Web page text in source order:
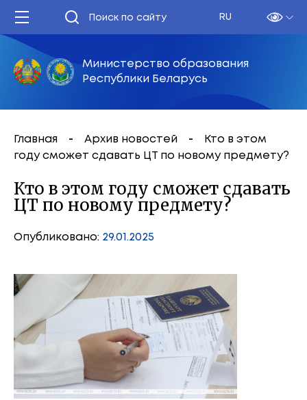
RU
Министерство образования
Республики Беларусь
Главная Архив новостей
Кто в этом
году сможет сдавать ЦТ по новому предмету?
Кто в этом году сможет сдавать
ЦТ по новому предмету?
Опубликовано: 29.01.2025